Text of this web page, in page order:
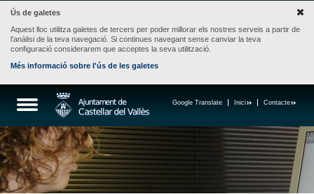
Ús de galetes
Aquest lloc utilitza galetes de tercers per poder millorar els nostres serveis a partir de
l'anàlisi de la teva navegació. Si continues navegant sense canviar la teva
configuració considerarem que acceptes la seva utilització.
Més informació sobre l'ús de les galetes
Contacte
Inici
Google Translate